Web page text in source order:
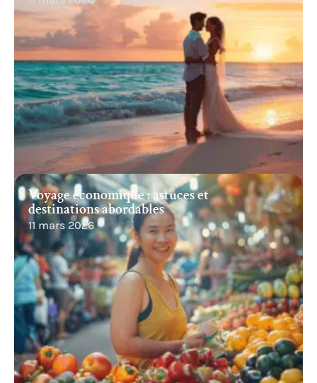
Voyage économique : astuces et
destinations abordables
11 mars 2026